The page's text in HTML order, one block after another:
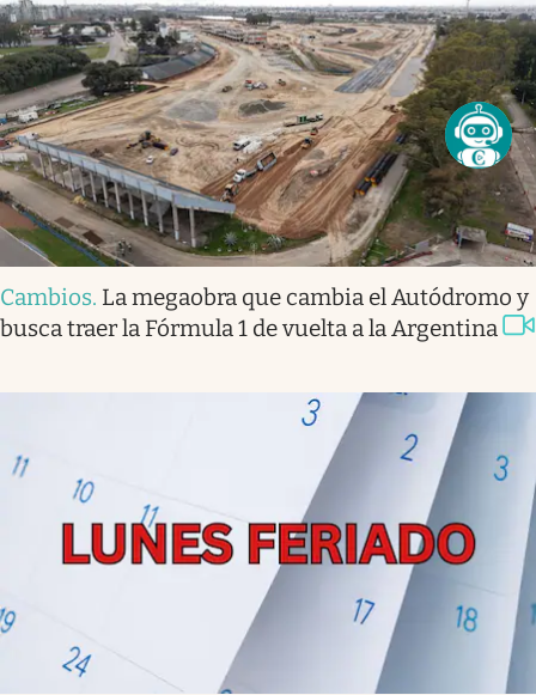
Cambios. La megaobra que cambia el Autódromo y
busca traer la Fórmula 1 de vuelta a la Argentina